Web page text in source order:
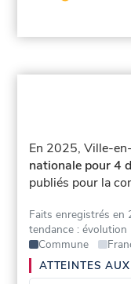
En 2025, Ville-
nationale pour 4
publiés pour la
Faits enregistrés
tendance :
Commune
ATTEINTES